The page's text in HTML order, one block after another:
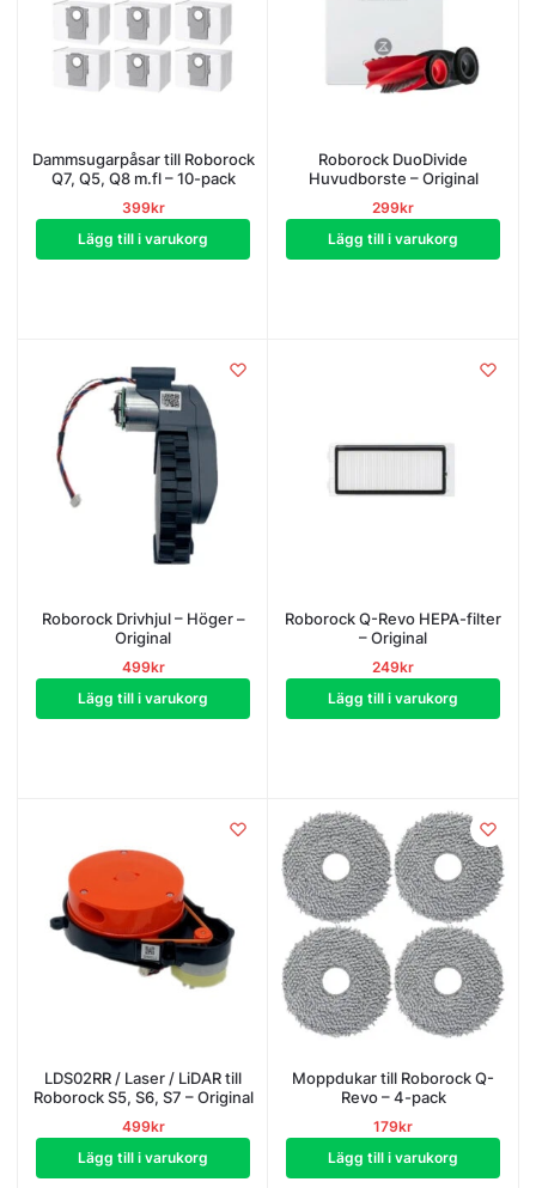
Dammsugarpåsar till Roborock
Q7, Q5, Q8 m.fl – 10-pack
399kr
Lägg till i varukorg
Roborock DuoDivide
Huvudborste – Original
299kr
Lägg till i varukorg
Roborock Drivhjul – Höger –
Original
499kr
Lägg till i varukorg
Roborock Q-Revo HEPA-filter
– Original
249kr
Lägg till i varukorg
LDS02RR / Laser / LiDAR till
Roborock S5, S6, S7 – Original
499kr
Lägg till i varukorg
Moppdukar till Roborock Q-
Revo – 4-pack
179kr
Lägg till i varukorg